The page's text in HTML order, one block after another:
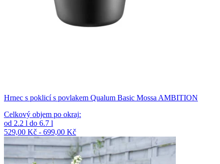
Hrnec s poklicí s povlakem Qualum Basic Mossa AMBITION
Celkový objem po okraj:
od 2.2 l do 6.7 l
529,00 Kč - 699,00 Kč